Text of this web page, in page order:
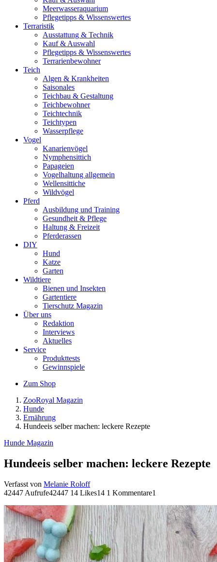
Meerwasseraquarium
Pflegetipps & Wissenswertes
Terraristik
Ausstattung & Technik
Kauf & Auswahl
Pflegetipps & Wissenswertes
Terrarienbewohner
Teich
Algen & Krankheiten
Saisonales
Teichbau & Gestaltung
Teichbewohner
Teichtechnik
Teichtypen
Wasserpflege
Vogel
Kanarienvögel
Nymphensittich
Papageien
Vogelhaltung allgemein
Wellensittiche
Wildvögel
Pferd
Ausbildung und Training
Gesundheit & Pflege
Haltung & Freizeit
Pferderassen
DIY
Hund
Katze
Garten
Wildtiere
Bienen und Insekten
Gartentiere
Tierschutz Magazin
Über uns
Redaktion
Interviews
Aktuelles
Service
Produkttests
Gewinnspiele
Zum Shop
ZooRoyal Magazin
Hunde
Ernährung
Hundeeis selber machen: leckere Rezepte
Hunde Magazin
Hundeeis selber machen: leckere Rezepte
Verfasst von Melanie Roloff
42447 Aufrufe42447 14 Likes14 1 Kommentare1